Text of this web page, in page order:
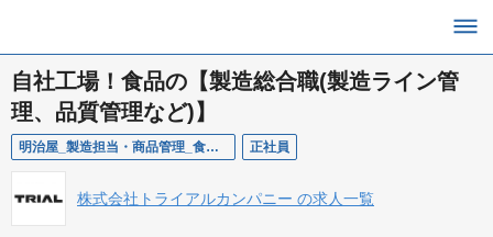
自社工場！食品の【製造総合職(製造ライン管
理、品質管理など)】
明治屋_製造担当・商品管理_食品工場（PC） 正社員
株式会社トライアルカンパニー の求人一覧